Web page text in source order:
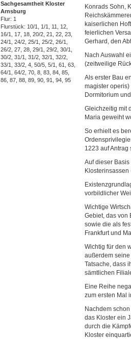
Sachgesamtheit Kloster
Arnsburg
Flur: 1
Flurstück: 10/1, 1/1, 11, 12,
16/1, 17, 18, 20/2, 21, 22, 23,
24/1, 24/2, 25/1, 25/2, 26/1,
26/2, 27, 28, 29/1, 29/2, 30/1,
30/2, 31/1, 31/2, 32/1, 32/2,
33/1, 33/2, 4, 50/5, 5/1, 61, 63,
64/1, 64/2, 70, 8, 83, 84, 85,
86, 87, 88, 89, 90, 91, 94, 95
Konrads Sohn,
kaiserlichen
feierlichen
Gerhard, den
Nach Auswahl
(zeitweilige
Als erster Bau
magister
Dormitorium
Gleichzeitig mit
Maria geweiht
So erhielt es
1223 auf
Auf dieser
vorbildlicher
Wichtige
Gebiet, das von
sowie die als
Frankfurt und
Wichtig für den
außerdem
Tatsache, dass
sämtlichen
Eine Reihe
zum ersten Mal
Nachdem
das Kloster ein
durch die
Kloster